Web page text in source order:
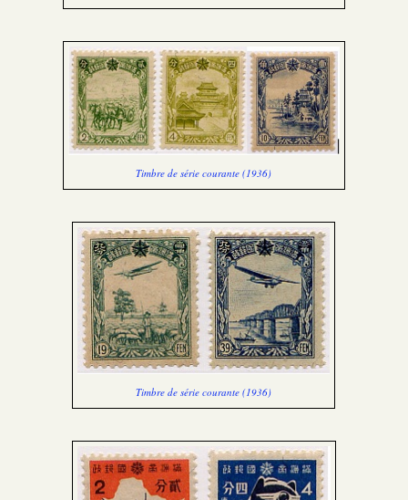
Timbre de série courante (1936)
Timbre de série courante (1936)